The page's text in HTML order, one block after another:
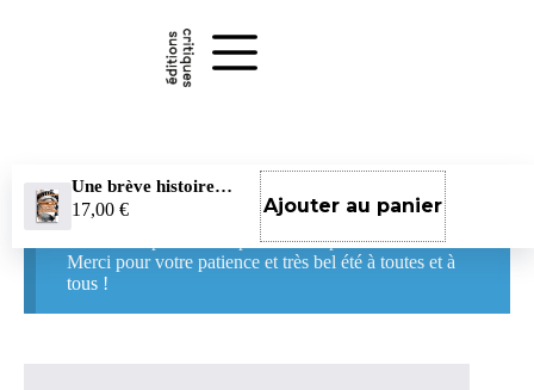
Une brève histoire des opérations secrètes de Washington
17,00 € Ajouter au panier
La boutique reste ouverte pendant nos vacances !
Vous pouvez continuer à passer commande sur notre
site. Les expéditions reprendront à partir du 26 août.
Merci pour votre patience et très bel été à toutes et à
tous !